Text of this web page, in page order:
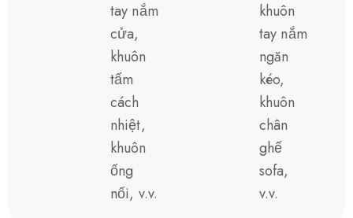
tay nắm
cửa,
khuôn
tấm
cách
nhiệt,
khuôn
ống
nối, v.v.
khuôn
tay nắm
ngăn
kéo,
khuôn
chân
ghế
sofa,
v.v.